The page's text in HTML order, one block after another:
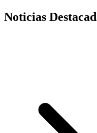
Noticias